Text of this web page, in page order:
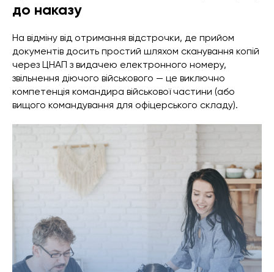
до наказу
На відміну від отримання відстрочки, де прийом
документів досить простий шляхом сканування копій
через ЦНАП з видачею електронного номеру,
звільнення діючого військового — це виключно
компетенція командира військової частини (або
вищого командування для офіцерського складу).